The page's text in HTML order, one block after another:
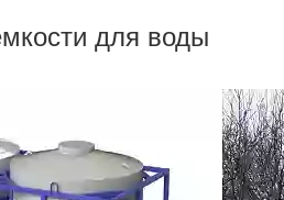
для воды